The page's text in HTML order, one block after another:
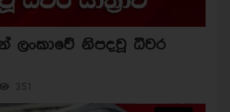
ලංකාවේ නිපදවූ ධීවර
351